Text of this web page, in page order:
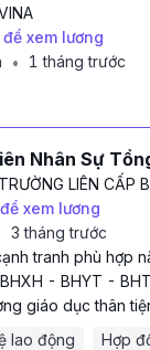
xem lương
•
1 tháng trước
Nhân Sự
LIÊN CẤP
xem lương
3 tháng trước
tranh phù hợp
- BHYT -
giáo dục thân
lao động Hợp